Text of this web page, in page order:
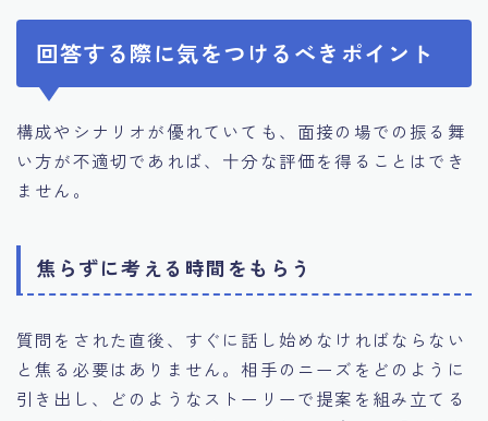
回答する際に気をつけるべきポイント
構成やシナリオが優れていても、面接の場での振る舞
い方が不適切であれば、十分な評価を得ることはでき
ません。
焦らずに考える時間をもらう
質問をされた直後、すぐに話し始めなければならない
と焦る必要はありません。相手のニーズをどのように
引き出し、どのようなストーリーで提案を組み立てる